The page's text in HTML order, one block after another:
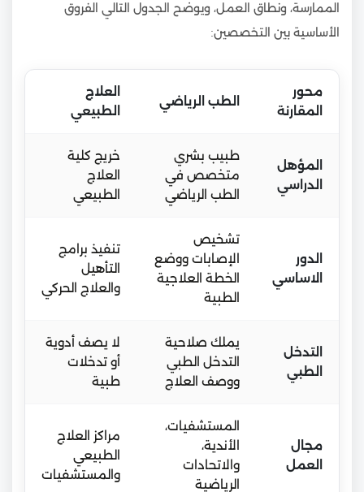
الممارسة، ونطاق العمل، ويوضح الجدول التالي الفروق
الأساسية بين التخصصين:
محور
المقارنة
الطب الرياضي
العلاج
الطبيعي
المؤهل
الدراسي
طبيب بشري
متخصص في
الطب الرياضي
خريج كلية
العلاج
الطبيعي
الدور
الاساسي
تشخيص
الإصابات ووضع
الخطة العلاجية
الطبية
تنفيذ برامج
التأهيل
والعلاج الحركي
التدخل
الطبي
يملك صلاحية
التدخل الطبي
ووصف العلاج
لا يصف أدوية
أو تدخلات
طبية
مجال
العمل
المستشفيات،
الأندية،
والاتحادات
الرياضية
مراكز العلاج
الطبيعي
والمستشفيات